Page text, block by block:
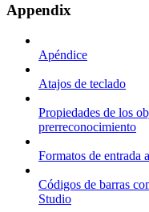
Appendix
Apéndice
Atajos de teclado
Propiedades de los
prerreconocimiento
Formatos de entrada
Códigos de barras
Studio